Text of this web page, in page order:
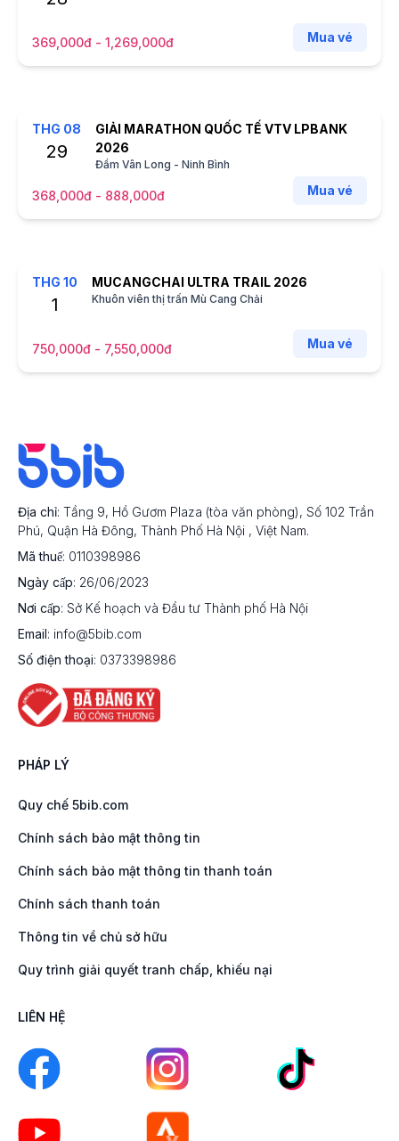
369,000đ - 1,269,000đ Mua vé
THG 08
29
GIẢI MARATHON QUỐC TẾ VTV LPBANK
2026
Đầm Vân Long - Ninh Bình
368,000đ - 888,000đ Mua vé
THG 10
1
MUCANGCHAI ULTRA TRAIL 2026
Khuôn viên thị trấn Mù Cang Chải
750,000đ - 7,550,000đ Mua vé
Địa chỉ: Tầng 9, Hồ Gươm Plaza (tòa văn phòng), Số 102 Trần
Phú, Quận Hà Đông, Thành Phố Hà Nội , Việt Nam.
Mã thuế: 0110398986
Ngày cấp: 26/06/2023
Nơi cấp: Sở Kế hoạch và Đầu tư Thành phố Hà Nội
Email: info@5bib.com
Số điện thoại: 0373398986
PHÁP LÝ
Quy chế 5bib.com
Chính sách bảo mật thông tin
Chính sách bảo mật thông tin thanh toán
Chính sách thanh toán
Thông tin về chủ sở hữu
Quy trình giải quyết tranh chấp, khiếu nại
LIÊN HỆ